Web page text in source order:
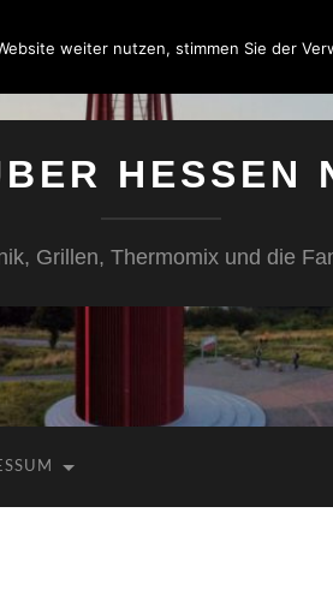
HESSEN
Grillen, Thermomix und die
weiter nutzen, stimmen Sie der